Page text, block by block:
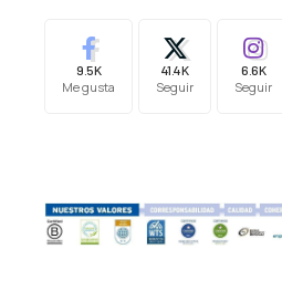
9.5K
Me gusta
41.4K
Seguir
6.6K
Seguir